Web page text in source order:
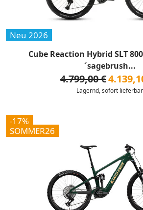
Neu 2026
Cube Reaction Hybrid SLT
´sagebrush...
4.799,00 €
Lagernd, sofort lieferbar
-17%
SOMMER26